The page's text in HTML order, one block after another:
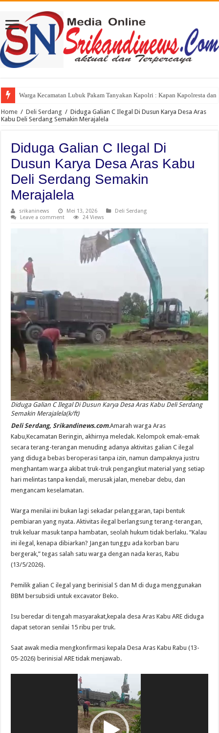
Warga Kecamatan Lubuk Pakam Tanyakan Kapolri : Kapan Kapolresta
FORWARSPAM-RI Kritik Pelaksanaan Hari Anak Nasional di Deli
Home / Deli Serdang / Diduga Galian C Ilegal Di Dusun Karya Desa Aras
Kabu Deli Serdang Semakin Merajalela
Diduga Galian C Ilegal Di
Dusun Karya Desa Aras Kabu
Deli Serdang Semakin
Merajalela
srikaninews Mei 13, 2026
Deli Serdang
Leave a comment
24 Views
Diduga Galian C Ilegal Di Dusun Karya Desa Aras Kabu Deli Serdang
Semakin Merajalela(k/ft)
Deli Serdang, Srikandinews.com.Amarah warga Aras
Kabu,Kecamatan Beringin, akhirnya meledak. Kelompok emak-emak
secara terang-terangan menuding adanya aktivitas galian C ilegal
yang diduga bebas beroperasi tanpa izin, namun dampaknya justru
menghantam warga akibat truk-truk pengangkut material yang setiap
hari melintas tanpa kendali, merusak jalan, menebar debu, dan
mengancam keselamatan.
Warga menilai ini bukan lagi sekadar pelanggaran, tapi bentuk
pembiaran yang nyata. Aktivitas ilegal berlangsung terang-terangan,
truk keluar masuk tanpa hambatan, seolah hukum tidak berlaku. “Kalau
ini ilegal, kenapa dibiarkan? Jangan tunggu ada korban baru
bergerak,” tegas salah satu warga dengan nada keras, Rabu
(13/5/2026).
Pemilik galian C ilegal yang berinisial S dan M di duga menggunakan
BBM bersubsidi untuk excavator Beko.
Isu beredar di tengah masyarakat,kepala desa Aras Kabu ARE diduga
dapat setoran senilai 15 ribu per truk.
Saat awak media mengkonfirmasi kepala Desa Aras Kabu Rabu (13-
05-2026) berinisial ARE tidak menjawab.